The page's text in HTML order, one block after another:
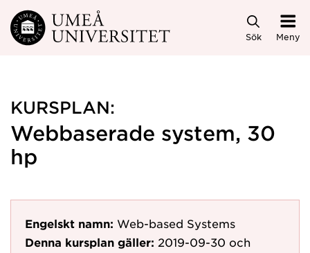
Hoppa direkt till innehållet
Sök Meny
KURSPLAN:
Webbaserade system, 30
hp
Engelskt namn: Web-based Systems
Denna kursplan gäller: 2019-09-30 och